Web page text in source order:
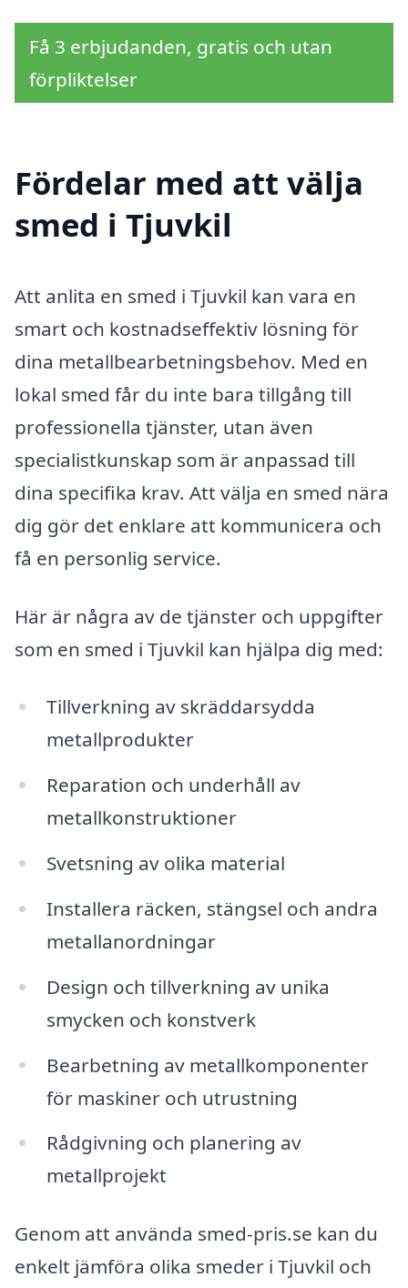
Få 3 erbjudanden, gratis och utan
förpliktelser
Fördelar med att välja
smed i Tjuvkil
Att anlita en smed i Tjuvkil kan vara en
smart och kostnadseffektiv lösning för
dina metallbearbetningsbehov. Med en
lokal smed får du inte bara tillgång till
professionella tjänster, utan även
specialistkunskap som är anpassad till
dina specifika krav. Att välja en smed nära
dig gör det enklare att kommunicera och
få en personlig service.
Här är några av de tjänster och uppgifter
som en smed i Tjuvkil kan hjälpa dig med:
Tillverkning av skräddarsydda
metallprodukter
Reparation och underhåll av
metallkonstruktioner
Svetsning av olika material
Installera räcken, stängsel och andra
metallanordningar
Design och tillverkning av unika
smycken och konstverk
Bearbetning av metallkomponenter
för maskiner och utrustning
Rådgivning och planering av
metallprojekt
Genom att använda smed-pris.se kan du
enkelt jämföra olika smeder i Tjuvkil och